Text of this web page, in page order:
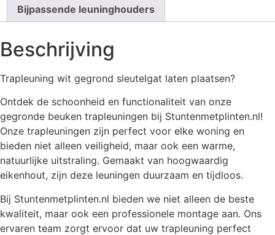
Bijpassende leuninghouders
Beschrijving
Trapleuning wit gegrond sleutelgat laten plaatsen?
Ontdek de schoonheid en functionaliteit van onze
gegronde beuken trapleuningen bij Stuntenmetplinten.nl!
Onze trapleuningen zijn perfect voor elke woning en
bieden niet alleen veiligheid, maar ook een warme,
natuurlijke uitstraling. Gemaakt van hoogwaardig
eikenhout, zijn deze leuningen duurzaam en tijdloos.
Bij Stuntenmetplinten.nl bieden we niet alleen de beste
kwaliteit, maar ook een professionele montage aan. Ons
ervaren team zorgt ervoor dat uw trapleuning perfect